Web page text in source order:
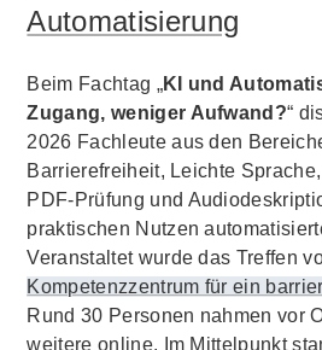
Automatisierung
Beim Fachtag „KI und
Zugang, weniger Aufwand?“
2026 Fachleute aus den
Barrierefreiheit, Leichte
PDF-Prüfung und
praktischen Nutzen
Veranstaltet wurde das Treffen
Kompetenzzentrum für ein
Rund 30 Personen nahmen vor
weitere online. Im Mittelpunkt